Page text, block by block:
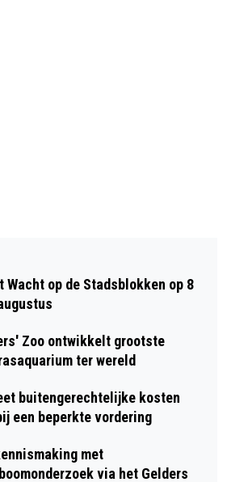
SLUIT WONING IN
GROTE
VUURWERK
JUMBO
Wacht op de Stadsblokken op 8
Zoo ontwikkelt grootste
ter wereld
buitengerechtelijke kosten
een beperkte vordering
met
via het Gelders